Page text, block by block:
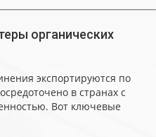
органических
экспортируются по
в странах с
Вот ключевые